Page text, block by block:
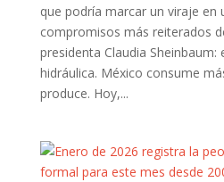
que podría marcar un viraje en
compromisos más reiterados
presidenta Claudia
hidráulica. México consume
produce. Hoy,...